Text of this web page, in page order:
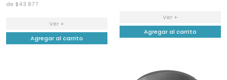
de $43.877
Ver +
Agregar al carrito
Ver +
Agregar al carrito